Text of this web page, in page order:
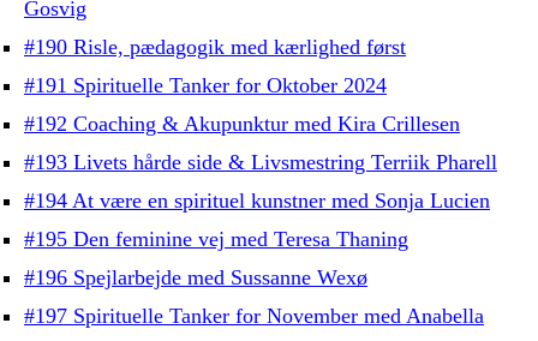
Gosvig
#190 Risle, pædagogik med kærlighed først
#191 Spirituelle Tanker for Oktober 2024
#192 Coaching & Akupunktur med Kira Crillesen
#193 Livets hårde side & Livsmestring Terriik Pharell
#194 At være en spirituel kunstner med Sonja Lucien
#195 Den feminine vej med Teresa Thaning
#196 Spejlarbejde med Sussanne Wexø
#197 Spirituelle Tanker for November med Anabella